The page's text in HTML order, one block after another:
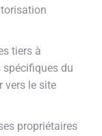
tiers à
spécifiques du
vers le site
propriétaires